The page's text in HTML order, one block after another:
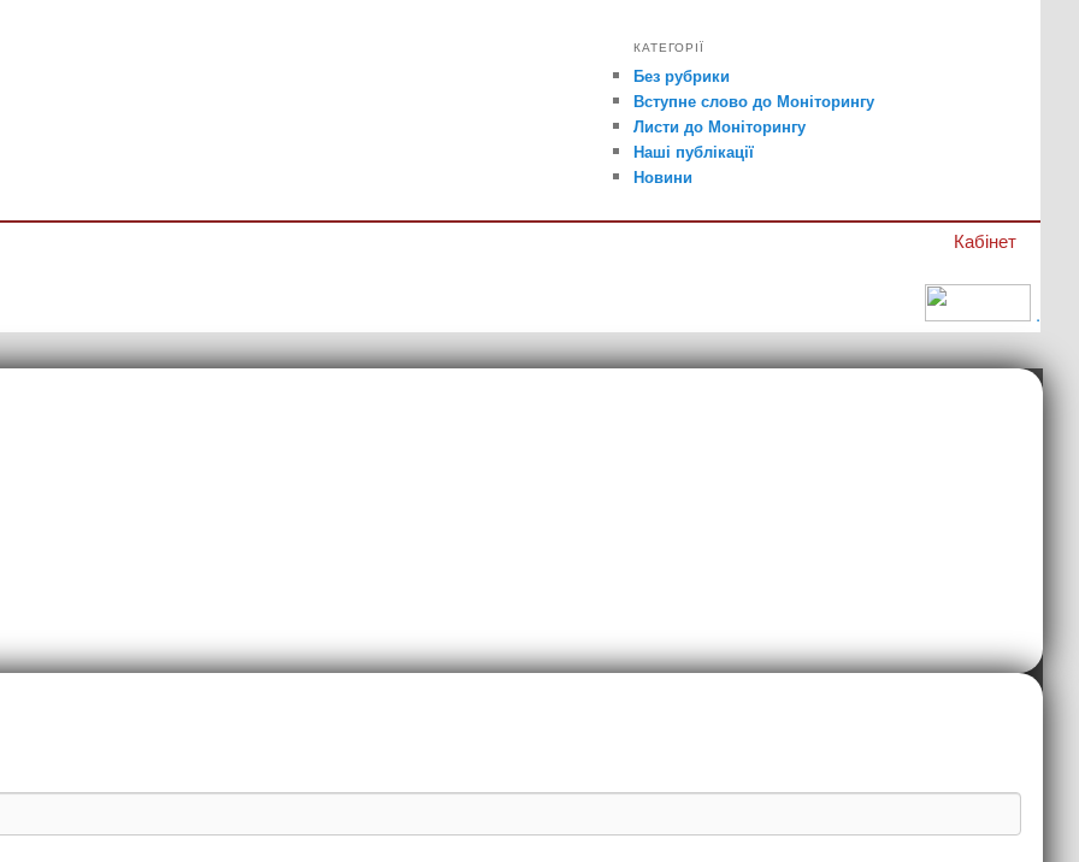
КАТЕГОРІЇ
Без рубрики
Вступне слово до Моніторингу
Листи до Моніторингу
Наші публікації
Новини
Кабінет
.